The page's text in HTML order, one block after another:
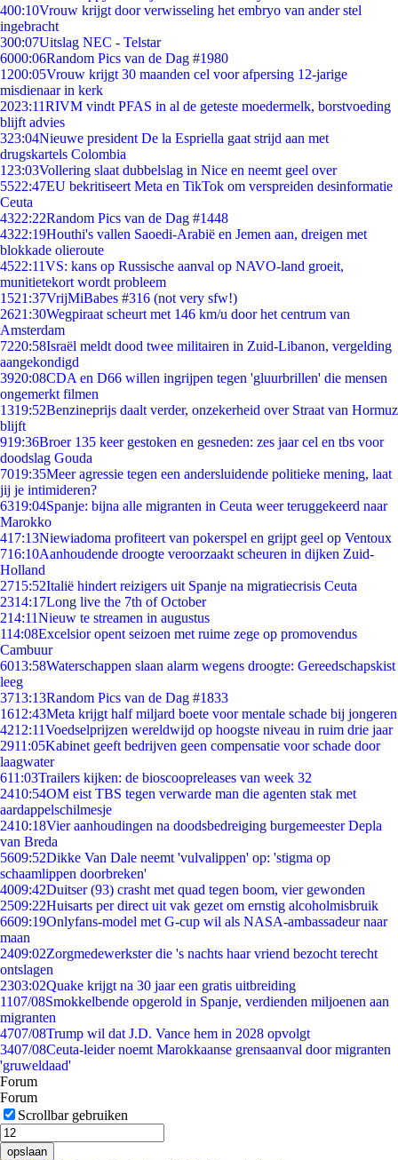
400:10Vrouw krijgt door verwisseling het embryo van ander stel
ingebracht
300:07Uitslag NEC - Telstar
6000:06Random Pics van de Dag #1980
1200:05Vrouw krijgt 30 maanden cel voor afpersing 12-jarige
misdienaar in kerk
2023:11RIVM vindt PFAS in al de geteste moedermelk, borstvoeding
blijft advies
323:04Nieuwe president De la Espriella gaat strijd aan met
drugskartels Colombia
1 23:03Vollering slaat dubbelslag in Nice en neemt geel over
5522:47EU bekritiseert Meta en TikTok om verspreiden desinformatie
Ceuta
4322:22Random Pics van de Dag #1448
4322:19Houthi's vallen Saoedi-Arabië en Jemen aan, dreigen met
blokkade olieroute
4522:11VS: kans op Russische aanval op NAVO-land groeit,
munitietekort wordt probleem
1521:37VrijMiBabes #316 (not very sfw!)
2621:30Wegpiraat scheurt met 146 km/u door het centrum van
Amsterdam
7220:58Israël meldt dood twee militairen in Zuid-Libanon, vergelding
aangekondigd
3920:08CDA en D66 willen ingrijpen tegen 'gluurbrillen' die mensen
ongemerkt filmen
1319:52Benzineprijs daalt verder, onzekerheid over Straat van Hormuz
blijft
919:36Broer 135 keer gestoken en gesneden: zes jaar cel en tbs voor
doodslag Gouda
7019:35Meer agressie tegen een andersluidende politieke mening, laat
jij je intimideren?
6319:04Spanje: bijna alle migranten in Ceuta weer teruggekeerd naar
Marokko
417:13Niewiadoma profiteert van pokerspel en grijpt geel op Ventoux
716:10Aanhoudende droogte veroorzaakt scheuren in dijken Zuid-
Holland
2715:52Italië hindert reizigers uit Spanje na migratiecrisis Ceuta
2314:17Long live the 7th of October
214:11Nieuw te streamen in augustus
114:08Excelsior opent seizoen met ruime zege op promovendus
Cambuur
6013:58Waterschappen slaan alarm wegens droogte: Gereedschapskist
leeg
3713:13Random Pics van de Dag #1833
1612:43Meta krijgt half miljard boete voor mentale schade bij jongeren
4212:11Voedselprijzen wereldwijd op hoogste niveau in ruim drie jaar
2911:05Kabinet geeft bedrijven geen compensatie voor schade door
laagwater
611:03Trailers kijken: de bioscoopreleases van week 32
2410:54OM eist TBS tegen verwarde man die agenten stak met
aardappelschilmesje
2410:18Vier aanhoudingen na doodsbedreiging burgemeester Depla
van Breda
5609:52Dikke Van Dale neemt 'vulvalippen' op: 'stigma op
schaamlippen doorbreken'
4009:42Duitser (93) crasht met quad tegen boom, vier gewonden
2509:22Huisarts per direct uit vak gezet om ernstig alcoholmisbruik
6609:19Onlyfans-model met G-cup wil als NASA-ambassadeur naar
maan
2409:02Zorgmedewerkster die 's nachts haar vriend bezocht terecht
ontslagen
2303:02Quake krijgt na 30 jaar een gratis uitbreiding
1107/08Smokkelbende opgerold in Spanje, verdienden miljoenen aan
migranten
4707/08Trump wil dat J.D. Vance hem in 2028 opvolgt
3407/08Ceuta-leider noemt Marokkaanse grensaanval door migranten
'gruweldaad'
Forum
Forum
Scrollbar gebruiken
opslaan